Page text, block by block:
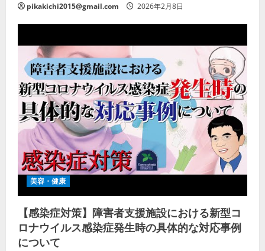
pikakichi2015@gmail.com 2026年2月8日
美容・健康
【感染症対策】障害者支援施設における新型コ
ロナウイルス感染症発生時の具体的な対応事例
について